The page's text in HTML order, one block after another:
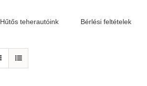
Hűtős teherautóink Bérlési feltételek